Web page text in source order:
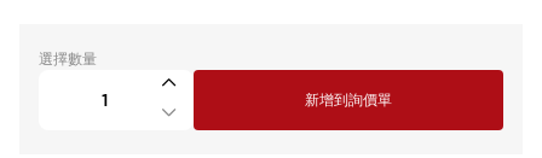
選擇數量
新增到詢價單